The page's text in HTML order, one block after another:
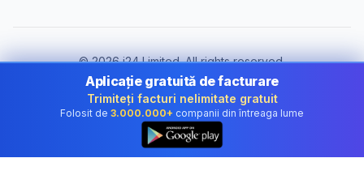
©2026i24 Limited. All rights reserved.
Pentru companii în Romania
Schimbă țara:
Romania
Aplicație gratuită de facturare
Trimiteți facturi nelimitate gratuit
Folosit de 3.000.000+ companii din întreaga lume